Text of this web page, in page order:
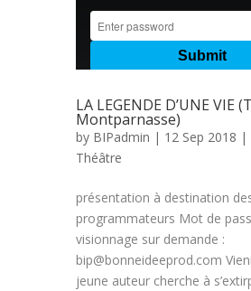
LA LEGENDE D’UNE VIE
Montparnasse)
by BIPadmin | 12 Sep 2018 |
Théâtre
présentation à destination
programmateurs Mot de
visionnage sur demande :
bip@bonneideeprod.com
jeune auteur cherche à